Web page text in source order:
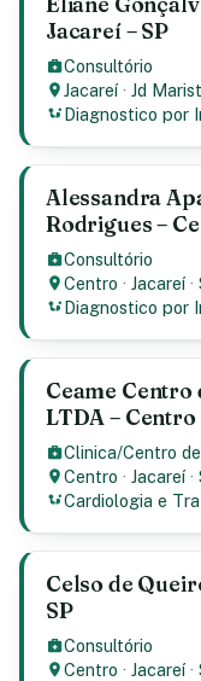
Jacareí – SP
Consultório
Jacareí ·Jd
Diagnostico por
Alessandra
Rodrigues –
Consultório
Centro ·Jacareí ·
Diagnostico por
Ceame
LTDA – Centro
Clinica/Centro
Centro ·Jacareí ·
Cardiologia e
Celso de
SP
Consultório
Centro ·Jacareí ·